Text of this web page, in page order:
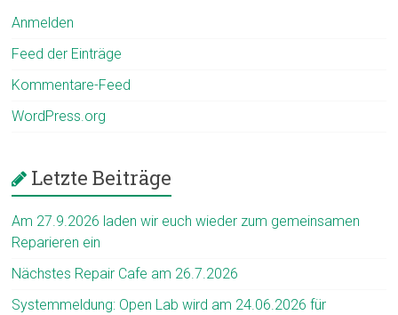
Anmelden
Feed der Einträge
Kommentare-Feed
WordPress.org
Letzte Beiträge
Am 27.9.2026 laden wir euch wieder zum gemeinsamen
Reparieren ein
Nächstes Repair Cafe am 26.7.2026
Systemmeldung: Open Lab wird am 24.06.2026 für